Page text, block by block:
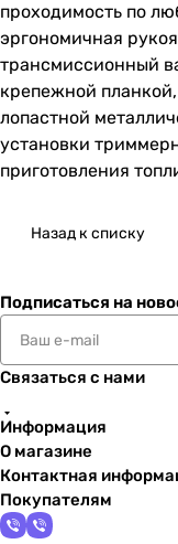
проходимость по
эргономичная
трансмиссионный
крепежной
лопастной
установки
приготовления
Назад к списку
Подписаться на
Связаться с нами
Информация
О магазине
Контактная
Покупателям